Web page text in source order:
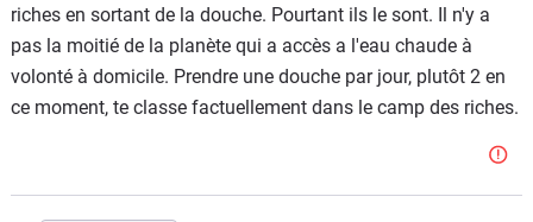
riches en sortant de la douche. Pourtant ils le sont. Il n'y a
pas la moitié de la planète qui a accès a l'eau chaude à
volonté à domicile. Prendre une douche par jour, plutôt 2 en
ce moment, te classe factuellement dans le camp des riches.